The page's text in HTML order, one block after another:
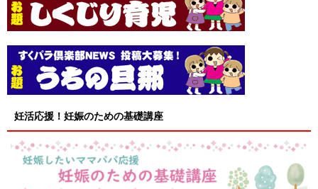
妊活応援！妊娠のための基礎講座